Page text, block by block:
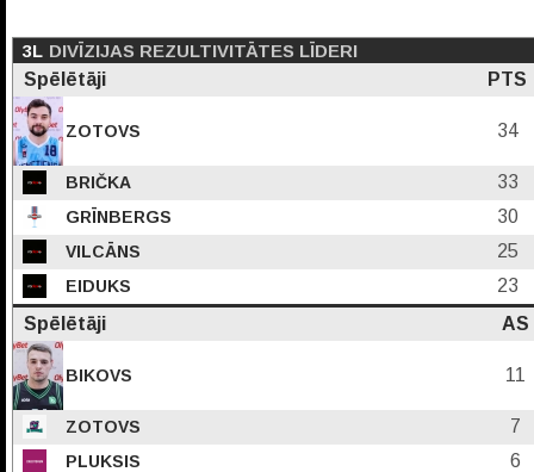
3L DIVĪZIJAS REZULTIVITĀTES LĪDERI
Spēlētāji
PTS
ZOTOVS 34
BRIČKA 33
GRĪNBERGS 30
VILCĀNS 25
EIDUKS
23
Spēlētāji
AS
BIKOVS 11
ZOTOVS 7
PLUKSIS 6